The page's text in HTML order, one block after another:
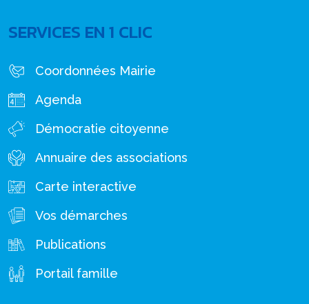
SERVICES EN 1 CLIC
Coordonnées Mairie
Agenda
Démocratie citoyenne
Annuaire des associations
Carte interactive
Vos démarches
Publications
Portail famille